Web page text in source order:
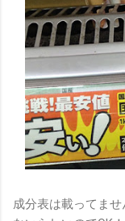
成分表は載ってま